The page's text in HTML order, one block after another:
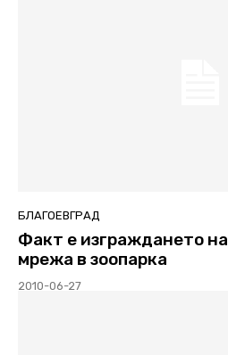
БЛАГОЕВГРАД
Факт е изграждането
мрежа в зоопарка
2010-06-27